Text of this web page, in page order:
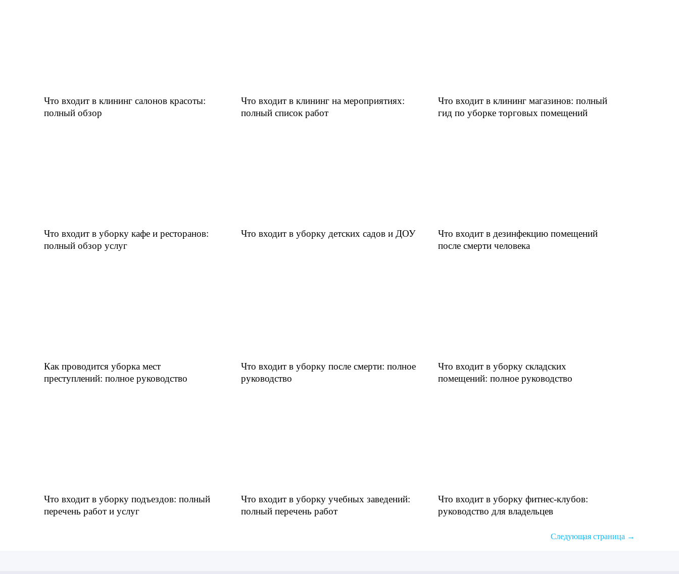
Что входит в клининг салонов красоты:
полный обзор
Что входит в клининг на мероприятиях:
полный список работ
Что входит в клининг магазинов: полный
гид по уборке торговых помещений
Что входит в уборку кафе и ресторанов:
полный обзор услуг
Что входит в уборку детских садов и ДОУ
Что входит в дезинфекцию помещений
после смерти человека
Как проводится уборка мест
преступлений: полное руководство
Что входит в уборку после смерти: полное
руководство
Что входит в уборку складских
помещений: полное руководство
Что входит в уборку подъездов: полный
перечень работ и услуг
Что входит в уборку учебных заведений:
полный перечень работ
Что входит в уборку фитнес-клубов:
руководство для владельцев
Следующая страница →